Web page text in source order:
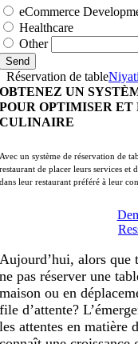
eCommerce
Healthcare
Other
Send
Réservation de table
OBTENEZ UN
POUR OPTIMISER
CULINAIRE
Avec un système de réservation de
restaurant de placer leurs services
dans leur restaurant préféré à leur
Aujourd’hui, alors que
ne pas réserver une
maison ou en
file d’attente?
les attentes en matière